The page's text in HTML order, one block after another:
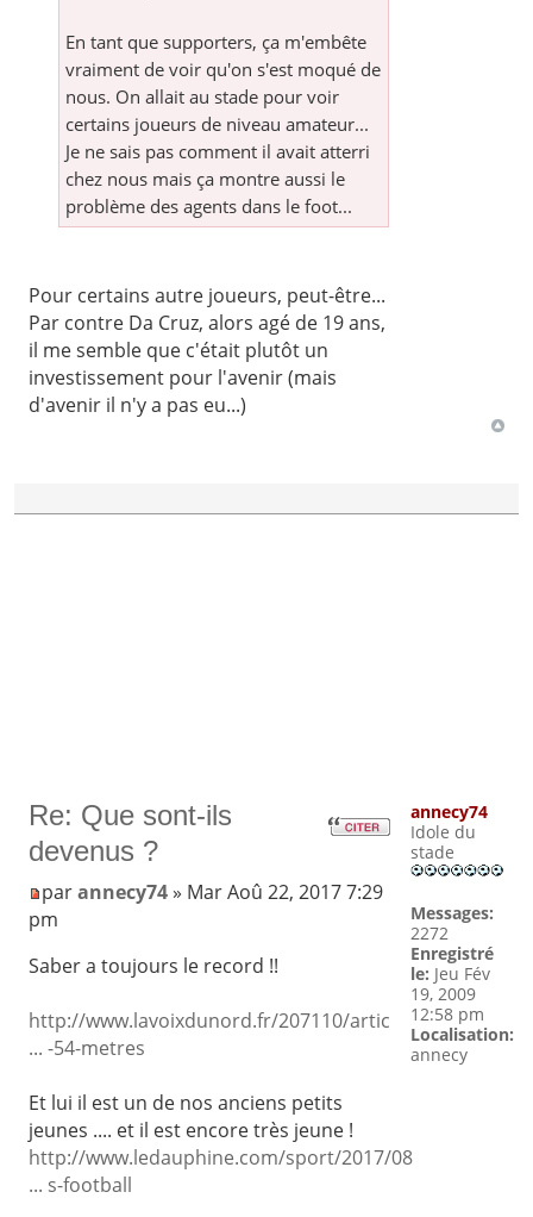
En tant que supporters, ça m'embête
vraiment de voir qu'on s'est moqué de
nous. On allait au stade pour voir
certains joueurs de niveau amateur...
Je ne sais pas comment il avait atterri
chez nous mais ça montre aussi le
problème des agents dans le foot...
Pour certains autre joueurs, peut-être...
Par contre Da Cruz, alors agé de 19 ans,
il me semble que c'était plutôt un
investissement pour l'avenir (mais
d'avenir il n'y a pas eu...)
Re: Que sont-ils
devenus ?
parannecy74» Mar Aoû 22, 2017 7:29
pm
Saber a toujours le record !!
http://www.lavoixdunord.fr/207110/artic
... -54-metres
Et lui il est un de nos anciens petits
jeunes .... et il est encore très jeune !
http://www.ledauphine.com/sport/2017/08
... s-football
annecy74
Idole du
stade
Messages:
2272
Enregistré
le: Jeu Fév
19, 2009
12:58 pm
Localisation:
annecy